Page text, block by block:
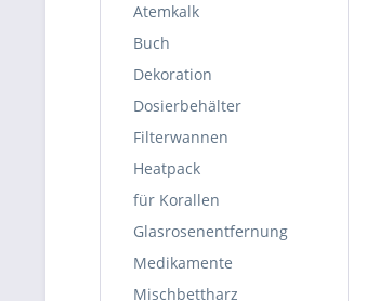
Atemkalk
Buch
Dekoration
Dosierbehälter
Filterwannen
Heatpack
für Korallen
Glasrosenentfernung
Medikamente
Mischbettharz